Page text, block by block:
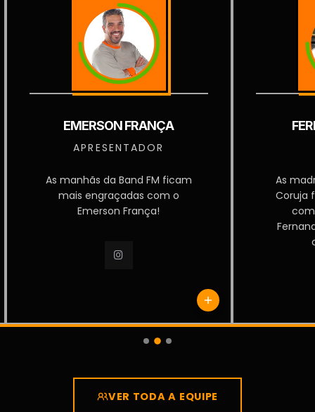
EMERSON FRANÇA
APRESENTADOR
As manhãs da Band FM ficam
mais engraçadas com o
Emerson França!
As
Coruja
VER TODA A EQUIPE